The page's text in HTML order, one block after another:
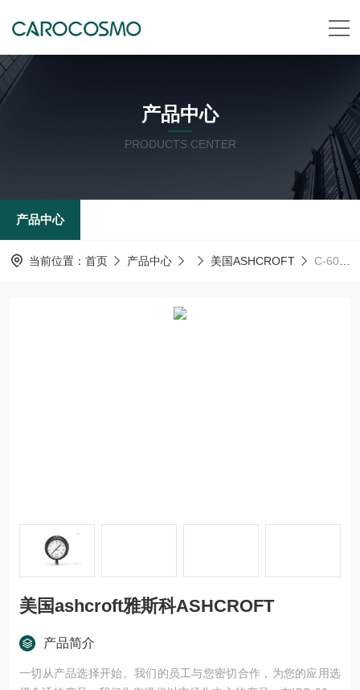
产品中心
PRODUCTS CENTER
产品中心
当前位置： 首页 产品中心 美国ASHCROFT C-600B美国ashcroft雅斯科ASHCROFT
美国ashcroft雅斯科ASHCROFT
产品简介
一切从产品选择开始。我们的员工与您密切合作，为您的应用选